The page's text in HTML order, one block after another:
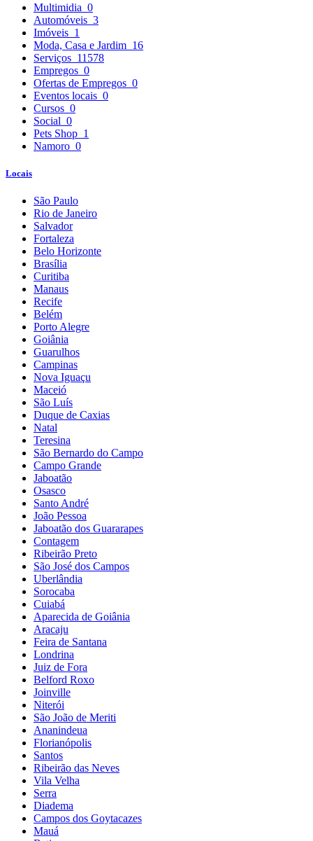
Multimidia 0
Automóveis 3
Imóveis 1
Moda, Casa e Jardim 16
Serviços 11578
Empregos 0
Ofertas de Empregos 0
Eventos locais 0
Cursos 0
Social 0
Pets Shop 1
Namoro 0
Locais
São Paulo
Rio de Janeiro
Salvador
Fortaleza
Belo Horizonte
Brasília
Curitiba
Manaus
Recife
Belém
Porto Alegre
Goiânia
Guarulhos
Campinas
Nova Iguaçu
Maceió
São Luís
Duque de Caxias
Natal
Teresina
São Bernardo do Campo
Campo Grande
Jaboatão
Osasco
Santo André
João Pessoa
Jaboatão dos Guararapes
Contagem
Ribeirão Preto
São José dos Campos
Uberlândia
Sorocaba
Cuiabá
Aparecida de Goiânia
Aracaju
Feira de Santana
Londrina
Juiz de Fora
Belford Roxo
Joinville
Niterói
São João de Meriti
Ananindeua
Florianópolis
Santos
Ribeirão das Neves
Vila Velha
Serra
Diadema
Campos dos Goytacazes
Mauá